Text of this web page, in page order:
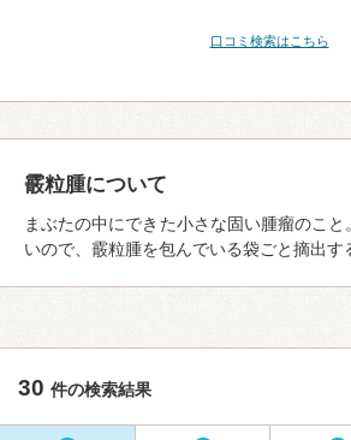
口コミ検索はこちら
霰粒腫について
まぶたの中にできた小さな固い腫瘤のこ
いので、霰粒腫を包んでいる袋ごと摘出す
30 件の検索結果